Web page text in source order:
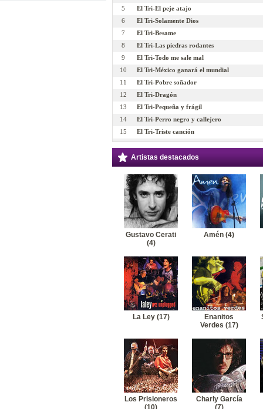
5
El Tri-El peje atajo
6
El Tri-Solamente Dios
7
El Tri-Besame
8
El Tri-Las piedras rodantes
9
El Tri-Todo me sale mal
10
El Tri-México ganará el mundial
11
El Tri-Pobre soñador
12
El Tri-Dragón
13
El Tri-Pequeña y frágil
14
El Tri-Perro negro y callejero
15
El Tri-Triste canción
16
El Tri-Todo por el rock and roll
17
El Tri-Tu mamá no me quiere
18
El Tri-Mente rockera
19
El Tri-Oye cantinero
20
El Tri-Chilango incomprenido
21
El Tri-El niño sin amor
22
El Tri-Esclavo del Rock and Roll
23
El Tri-Metro balderas
El Tri-El vicioso
Artistas destacados
Gustavo Cerati
(4)
Amén (4)
La Ley (17)
Enanitos
Verdes (17)
Los Prisioneros
(10)
Charly García
(7)